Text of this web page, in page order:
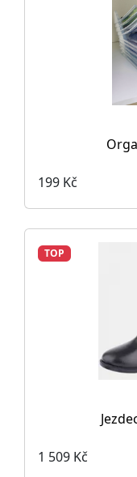
199 Kč
TOP
1 509 Kč